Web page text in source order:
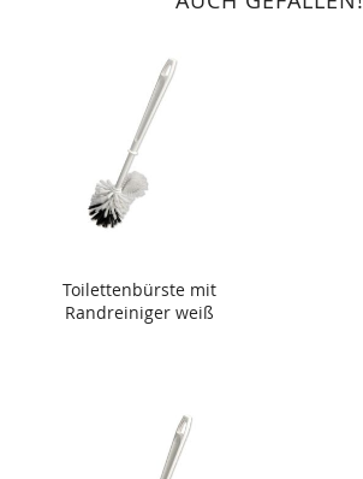
Toilettenbürste mit
Randreiniger weiß